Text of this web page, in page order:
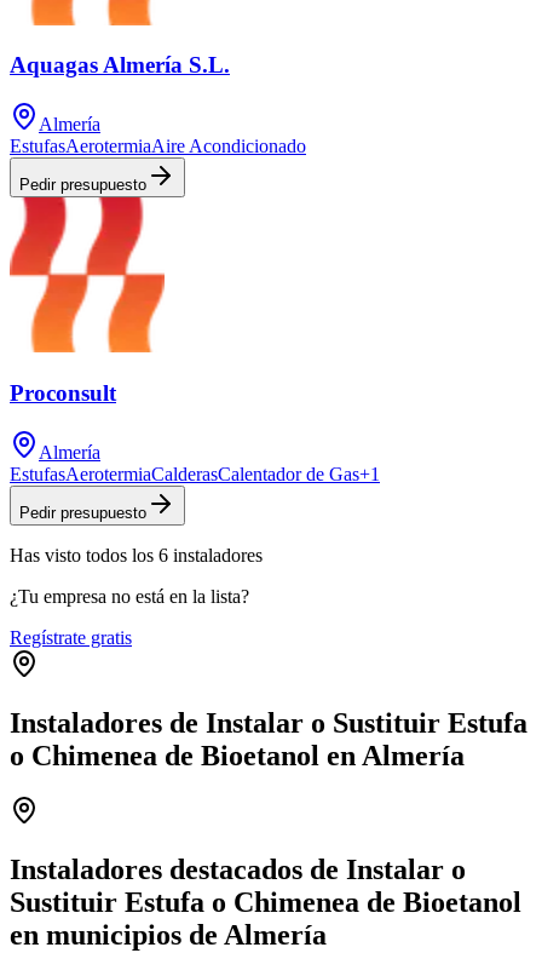
Aquagas Almería S.L.
Almería
EstufasAerotermiaAire Acondicionado
Pedir presupuesto
Proconsult
Almería
EstufasAerotermiaCalderasCalentador de Gas+1
Pedir presupuesto
Has visto todos los 6 instaladores
¿Tu empresa no está en la lista?
Regístrate gratis
Instaladores de Instalar o Sustituir Estufa
o Chimenea de Bioetanol en Almería
−
Instaladores destacados de Instalar o
Sustituir Estufa o Chimenea de Bioetanol
en municipios de Almería